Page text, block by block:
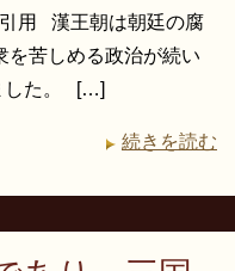
用 漢王朝は朝廷の腐
を苦しめる政治が続い
した。 […]
続きを読む